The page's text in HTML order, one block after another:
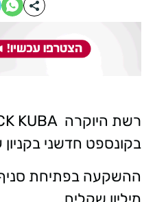
בקונספט חדשני